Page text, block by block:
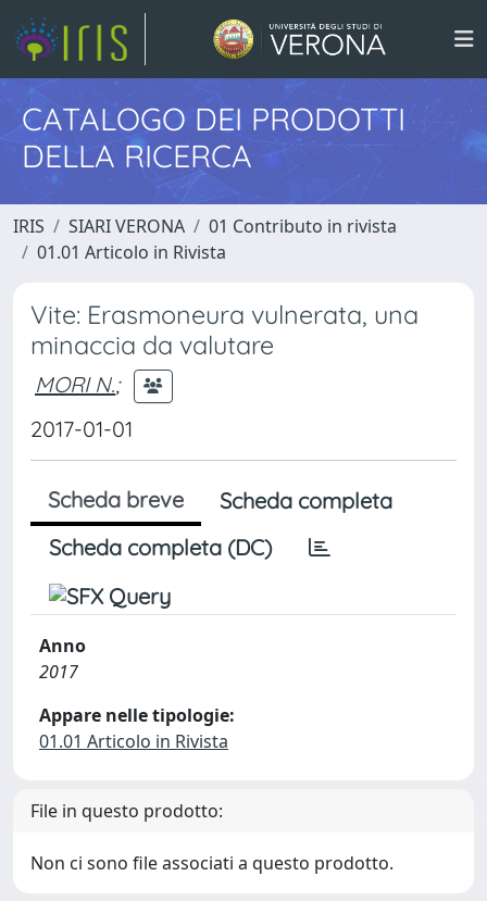
CATALOGO DEI PRODOTTI
DELLA RICERCA
IRIS SIARI VERONA
01 Contributo in rivista
01.01 Articolo in Rivista
Vite: Erasmoneura vulnerata, una
minaccia da valutare
MORI N.;
2017-01-01
Scheda breve
Scheda completa
Scheda completa (DC)
Anno
2017
Appare nelle tipologie:
01.01 Articolo in Rivista
File in questo prodotto:
Non ci sono file associati a questo prodotto.